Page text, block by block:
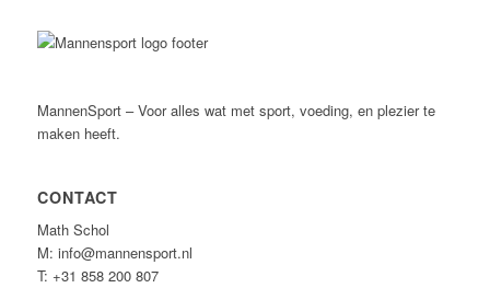
MannenSport – Voor alles wat met sport, voeding, en plezier te
maken heeft.
CONTACT
Math Schol
M: info@mannensport.nl
T: +31 858 200 807